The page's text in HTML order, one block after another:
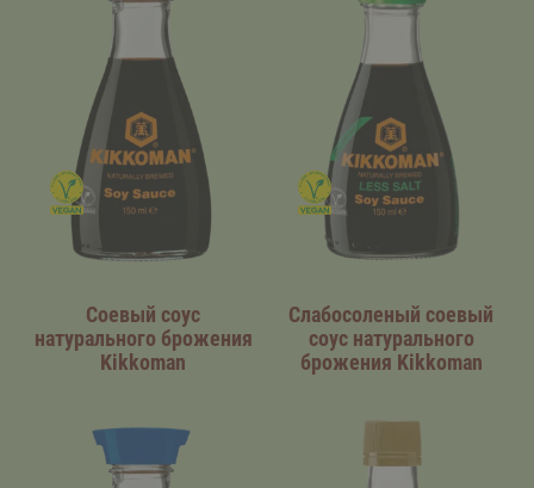
Соевый соус
натурального брожения
Kikkoman
Слабосоленый соевый
соус натурального
брожения Kikkoman